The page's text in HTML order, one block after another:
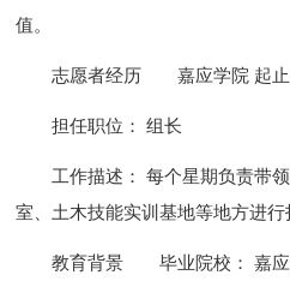
值。
志愿者经历 嘉应学院 起
担任职位： 组长
工作描述： 每个星期负责带
室、土木技能实训基地等地方进行
教育背景 毕业院校： 嘉